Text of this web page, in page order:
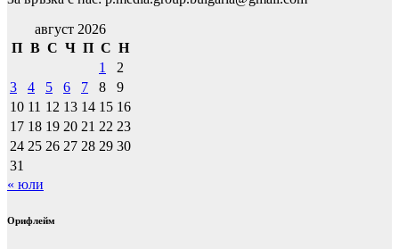
август 2026
П В С Ч П С Н
1
2
3
4 5 6 7 8
9
10 11 12 13 14 15 16
17 18 19 20 21 22 23
24 25 26 27 28 29 30
31
« юли
Орифлейм